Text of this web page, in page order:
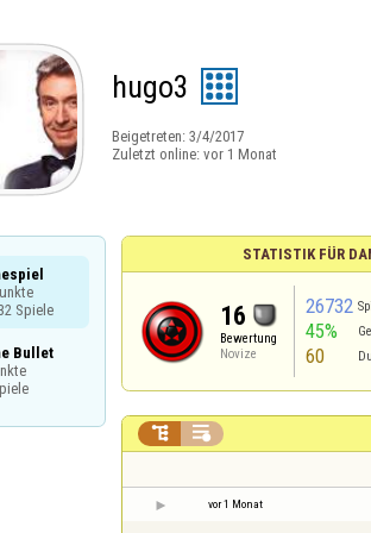
hugo3
Beigetreten: 3/4/2017
Zuletzt online: vor 1 Monat
Spiele
Bullet
STATISTIK FÜR
16
Bewertung
Novize
26732
45%
60
 
vor 1 Monat